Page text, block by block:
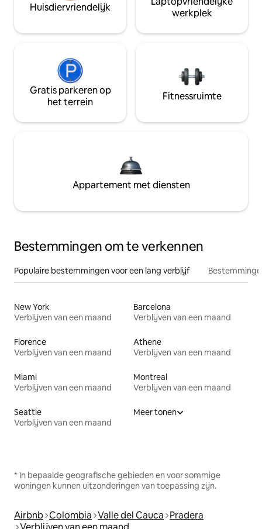
Huisdiervriendelijk
werkplek
Gratis parkeren op
het terrein
Fitnessruimte
Appartement met diensten
Bestemmingen om te verkennen
Populaire bestemmingen voor een lang verblijf
New York
Verblijven van een maand
Barcelona
Verblijven van een maand
Florence
Verblijven van een maand
Athene
Verblijven van een maand
Miami
Verblijven van een maand
Montreal
Verblijven van een maand
Seattle
Verblijven van een maand
Meer tonen
* In bepaalde geografische gebieden en voor sommige
woningen kunnen uitzonderingen van toepassing zijn.
Airbnb Colombia Valle del Cauca Pradera